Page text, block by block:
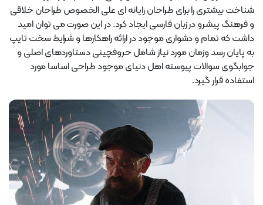
شناخت بیشتری را برای طراحان رایانه ای علی الخصوص طراحان خلاقی
و فرهنگ پیشرو در زبان فارسی ایجاد کرد. در این صورت می توان امید
داشت که تمام و دشواری موجود در ارائه راهکارها و شرایط سخت تایپ
به پایان رسد وزمان مورد نیاز شامل حروفچینی دستاوردهای اصلی و
جوابگوی سوالات پیوسته اهل دنیای موجود طراحی اساسا مورد
استفاده قرار گیرد.